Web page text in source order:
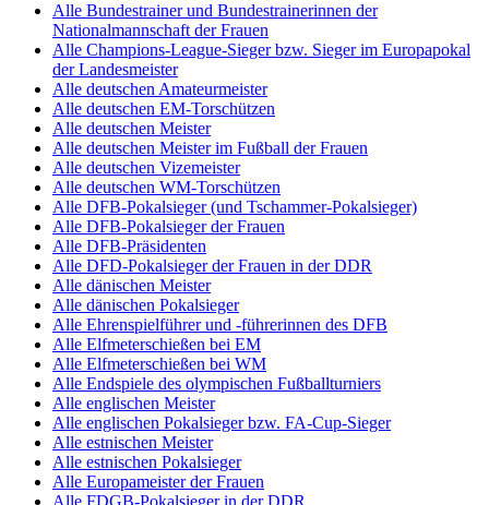
Alle Bundestrainer und Bundestrainerinnen der
Nationalmannschaft der Frauen
Alle Champions-League-Sieger bzw. Sieger im Europapokal
der Landesmeister
Alle deutschen Amateurmeister
Alle deutschen EM-Torschützen
Alle deutschen Meister
Alle deutschen Meister im Fußball der Frauen
Alle deutschen Vizemeister
Alle deutschen WM-Torschützen
Alle DFB-Pokalsieger (und Tschammer-Pokalsieger)
Alle DFB-Pokalsieger der Frauen
Alle DFB-Präsidenten
Alle DFD-Pokalsieger der Frauen in der DDR
Alle dänischen Meister
Alle dänischen Pokalsieger
Alle Ehrenspielführer und -führerinnen des DFB
Alle Elfmeterschießen bei EM
Alle Elfmeterschießen bei WM
Alle Endspiele des olympischen Fußballturniers
Alle englischen Meister
Alle englischen Pokalsieger bzw. FA-Cup-Sieger
Alle estnischen Meister
Alle estnischen Pokalsieger
Alle Europameister der Frauen
Alle FDGB-Pokalsieger in der DDR